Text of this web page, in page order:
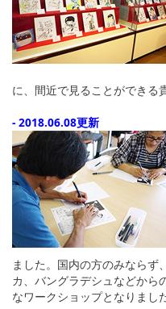
に、間近で見ることができる
- 2018.06.08更新
ました。国内の方のみならず
カ、バングラデシュなどから
なワークショップとなりまし